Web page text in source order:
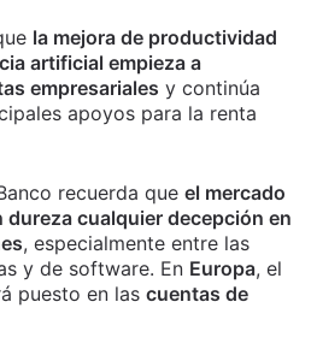
la mejora de productividad
artificial empieza a
empresariales y continúa
apoyos para la renta
recuerda que el mercado
cualquier decepción en
, especialmente entre las
y de software. En Europa, el
puesto en las cuentas de